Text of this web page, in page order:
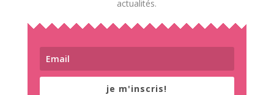
actualités.
je m'inscris!